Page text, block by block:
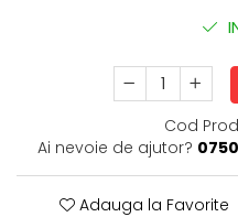
Cod
Ai nevoie de ajutor?
Adauga la Favorite